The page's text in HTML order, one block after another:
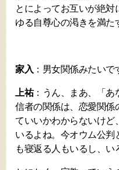
とによってお互いが絶
ゆる自尊心の渇きを満た
家入 ：男女関係みたいで
上祐：うん、まあ、「あ
信者の関係は、恋愛関係
ていいかわからないけど
いるよね。今オウム公
も寝返る人もいるし、い